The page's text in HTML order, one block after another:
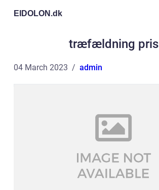
EIDOLON.dk
træfældning pris
04 March 2023 admin